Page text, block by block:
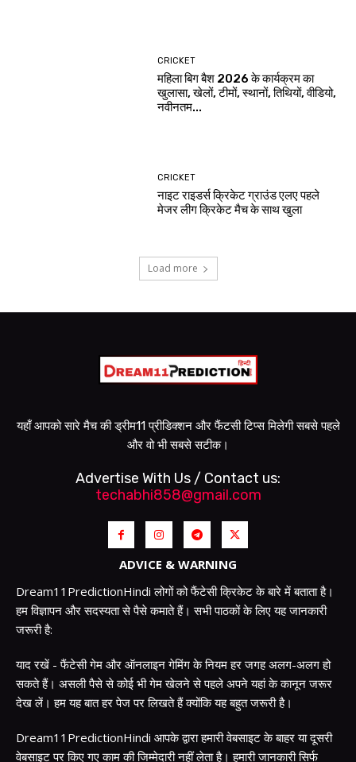
CRICKET
महिला बिग बैश 2026 के कार्यक्रम का
खुलासा, खेलों, टीमों, स्थानों, तिथियों, वीडियो,
नवीनतम...
CRICKET
नाइट राइडर्स क्रिकेट ग्राउंड एलए पहले
मेजर लीग क्रिकेट मैच के साथ खुला
Load more
यहाँ आपको सारे मैच की ड्रीम11 प्रीडिक्शन और फैंटसी टिप्स मिलेगी सबसे पहले
और वो भी सबसे सटीक।
Advertise With Us / Contact us:
techabhi858@gmail.com
ADVICE & WARNING
Dream11PredictionHindi लोगों को फैंटेसी क्रिकेट के बारे में बताता है।
हम विज्ञापन और सदस्यता से पैसे कमाते हैं। सभी पाठकों के लिए यह जानकारी
जरूरी है:
याद रखें - फैंटेसी गेम और ऑनलाइन गेमिंग के नियम हर जगह अलग-अलग हो
सकते हैं। असली पैसे से कोई भी गेम खेलने से पहले अपने यहां के कानून जरूर
देख लें। हम यह बात हर पेज पर लिखते हैं क्योंकि यह बहुत जरूरी है।
Dream11PredictionHindi आपके द्वारा हमारी वेबसाइट के बाहर या दूसरी
वेबसाइट पर किए गए काम की जिम्मेदारी नहीं लेता है। हमारी जानकारी सिर्फ